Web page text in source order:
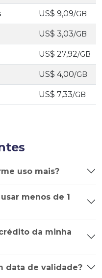
US$ 9,09/GB
US$ 3,03/GB
US$ 27,92/GB
US$ 4,00/GB
US$ 7,33/GB
uso mais?
menos de 1
da minha
data de validade?